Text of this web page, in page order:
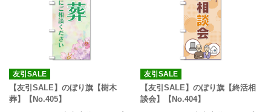
友引SALE
【友引SALE】のぼり旗【樹木
葬】【No.405】
友引SALE
【友引SALE】のぼり旗【終活相
談会】【No.404】